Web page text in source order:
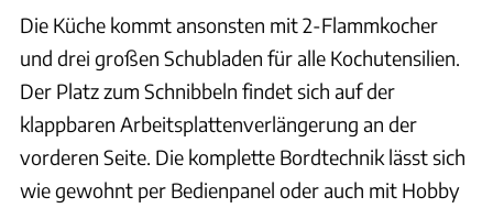
Die Küche kommt ansonsten mit 2-Flammkocher
und drei großen Schubladen für alle Kochutensilien.
Der Platz zum Schnibbeln findet sich auf der
klappbaren Arbeitsplattenverlängerung an der
vorderen Seite. Die komplette Bordtechnik lässt sich
wie gewohnt per Bedienpanel oder auch mit Hobby